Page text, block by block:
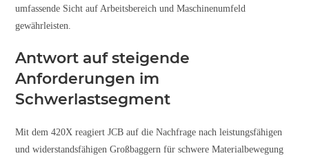
umfassende Sicht auf Arbeitsbereich und Maschinenumfeld
gewährleisten.
Antwort auf steigende
Anforderungen im
Schwerlastsegment
Mit dem 420X reagiert JCB auf die Nachfrage nach leistungsfähigen
und widerstandsfähigen Großbaggern für schwere Materialbewegung